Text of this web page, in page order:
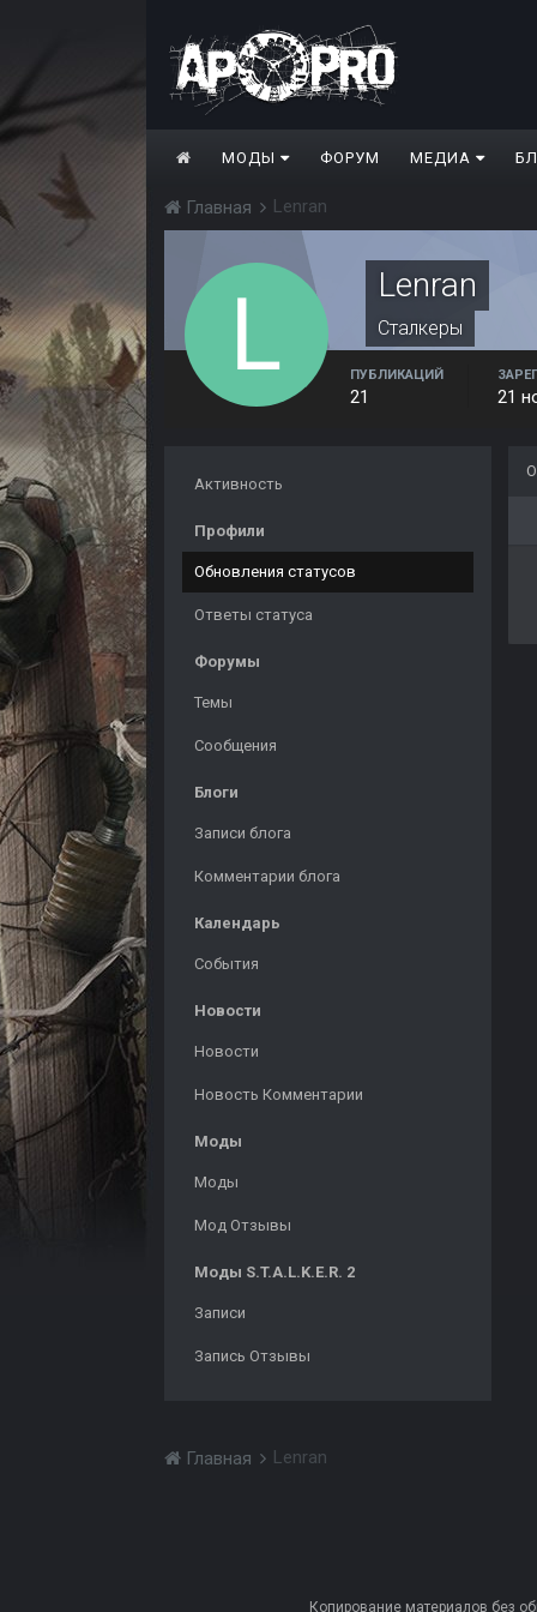
МОДЫ ФОРУМ МЕДИА
Главная Lenran
Lenran
Сталкеры
ПУБЛИКАЦИЙ
21 21
Активность
Профили
Обновления статусов
Ответы статуса
Форумы
Темы
Сообщения
Блоги
Записи блога
Комментарии блога
Календарь
События
Новости
Новости
Новость Комментарии
Моды
Моды
Мод Отзывы
Моды S.T.A.L.K.E.R. 2
Записи
Запись Отзывы
Главная Lenran
Копирование материалов без